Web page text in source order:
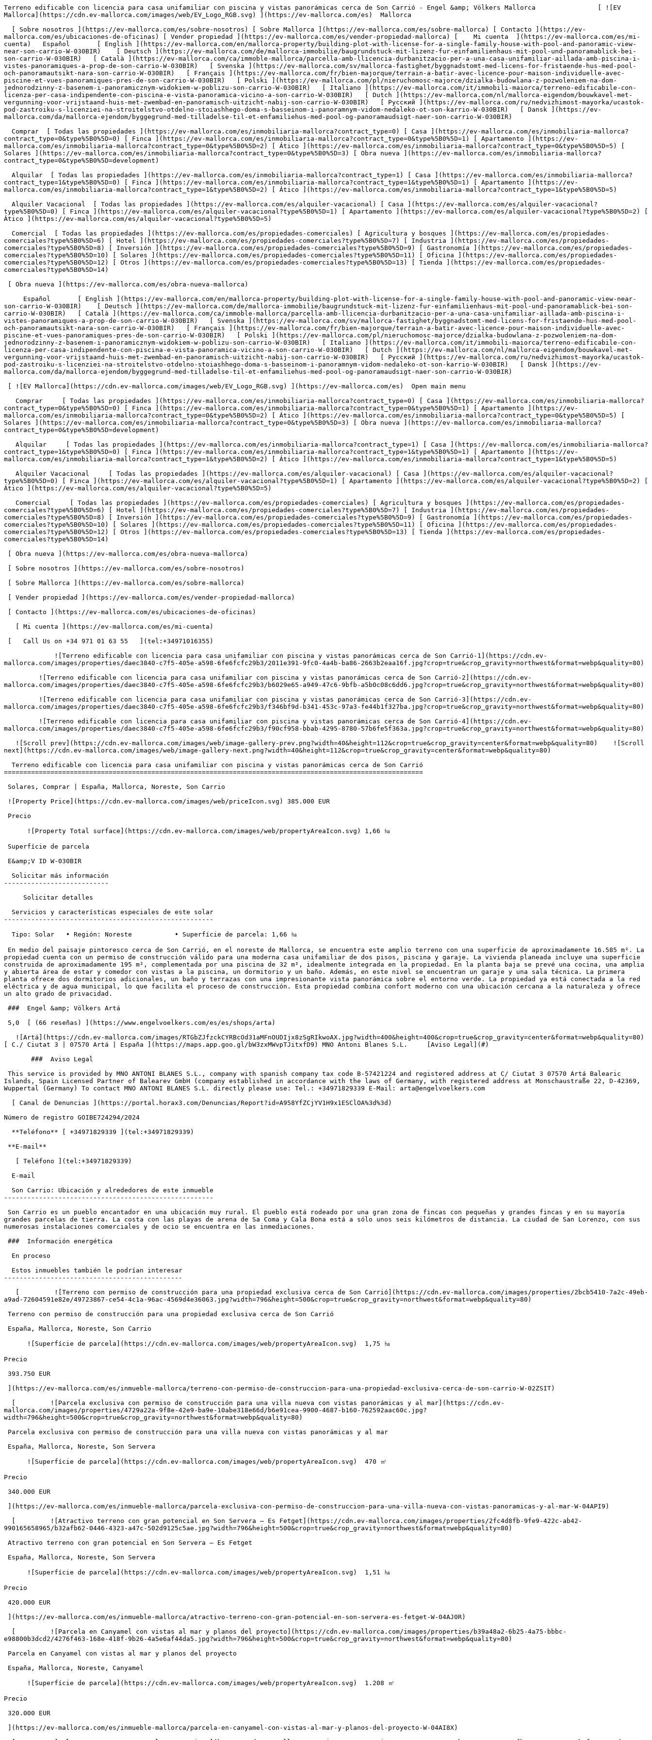
Terreno edificable con licencia para casa unifamiliar con piscina y vistas panorámicas cerca de Son Carrió - Engel &amp; Völkers Mallorca                [ ![EV Mallorca](https://cdn.ev-mallorca.com/images/web/EV_Logo_RGB.svg) ](https://ev-mallorca.com/es)  Mallorca  

  [ Sobre nosotros ](https://ev-mallorca.com/es/sobre-nosotros) [ Sobre Mallorca ](https://ev-mallorca.com/es/sobre-mallorca) [ Contacto ](https://ev-mallorca.com/es/ubicaciones-de-oficinas) [ Vender propiedad ](https://ev-mallorca.com/es/vender-propiedad-mallorca) [    Mi cuenta  ](https://ev-mallorca.com/es/mi-cuenta)   Español       [ English ](https://ev-mallorca.com/en/mallorca-property/building-plot-with-license-for-a-single-family-house-with-pool-and-panoramic-view-near-son-carrio-W-030BIR)    [ Deutsch ](https://ev-mallorca.com/de/mallorca-immobilie/baugrundstuck-mit-lizenz-fur-einfamilienhaus-mit-pool-und-panoramablick-bei-son-carrio-W-030BIR)   [ Català ](https://ev-mallorca.com/ca/immoble-mallorca/parcella-amb-llicencia-durbanitzacio-per-a-una-casa-unifamiliar-aillada-amb-piscina-i-vistes-panoramiques-a-prop-de-son-carrio-W-030BIR)   [ Svenska ](https://ev-mallorca.com/sv/mallorca-fastighet/byggnadstomt-med-licens-for-fristaende-hus-med-pool-och-panoramautsikt-nara-son-carrio-W-030BIR)   [ Français ](https://ev-mallorca.com/fr/bien-majorque/terrain-a-batir-avec-licence-pour-maison-individuelle-avec-piscine-et-vues-panoramiques-pres-de-son-carrio-W-030BIR)   [ Polski ](https://ev-mallorca.com/pl/nieruchomosc-majorce/dzialka-budowlana-z-pozwoleniem-na-dom-jednorodzinny-z-basenem-i-panoramicznym-widokiem-w-poblizu-son-carrio-W-030BIR)   [ Italiano ](https://ev-mallorca.com/it/immobili-maiorca/terreno-edificabile-con-licenza-per-casa-indipendente-con-piscina-e-vista-panoramica-vicino-a-son-carrio-W-030BIR)   [ Dutch ](https://ev-mallorca.com/nl/mallorca-eigendom/bouwkavel-met-vergunning-voor-vrijstaand-huis-met-zwembad-en-panoramisch-uitzicht-nabij-son-carrio-W-030BIR)   [ Русский ](https://ev-mallorca.com/ru/nedvizhimost-mayorka/ucastok-pod-zastroiku-s-licenziei-na-stroitelstvo-otdelno-stoiashhego-doma-s-basseinom-i-panoramnym-vidom-nedaleko-ot-son-karrio-W-030BIR)   [ Dansk ](https://ev-mallorca.com/da/mallorca-ejendom/byggegrund-med-tilladelse-til-et-enfamiliehus-med-pool-og-panoramaudsigt-naer-son-carrio-W-030BIR)   

  Comprar  [ Todas las propiedades ](https://ev-mallorca.com/es/inmobiliaria-mallorca?contract_type=0) [ Casa ](https://ev-mallorca.com/es/inmobiliaria-mallorca?contract_type=0&type%5B0%5D=0) [ Finca ](https://ev-mallorca.com/es/inmobiliaria-mallorca?contract_type=0&type%5B0%5D=1) [ Apartamento ](https://ev-mallorca.com/es/inmobiliaria-mallorca?contract_type=0&type%5B0%5D=2) [ Ático ](https://ev-mallorca.com/es/inmobiliaria-mallorca?contract_type=0&type%5B0%5D=5) [ Solares ](https://ev-mallorca.com/es/inmobiliaria-mallorca?contract_type=0&type%5B0%5D=3) [ Obra nueva ](https://ev-mallorca.com/es/inmobiliaria-mallorca?contract_type=0&type%5B0%5D=development) 

  Alquilar  [ Todas las propiedades ](https://ev-mallorca.com/es/inmobiliaria-mallorca?contract_type=1) [ Casa ](https://ev-mallorca.com/es/inmobiliaria-mallorca?contract_type=1&type%5B0%5D=0) [ Finca ](https://ev-mallorca.com/es/inmobiliaria-mallorca?contract_type=1&type%5B0%5D=1) [ Apartamento ](https://ev-mallorca.com/es/inmobiliaria-mallorca?contract_type=1&type%5B0%5D=2) [ Ático ](https://ev-mallorca.com/es/inmobiliaria-mallorca?contract_type=1&type%5B0%5D=5) 

  Alquiler Vacacional  [ Todas las propiedades ](https://ev-mallorca.com/es/alquiler-vacacional) [ Casa ](https://ev-mallorca.com/es/alquiler-vacacional?type%5B0%5D=0) [ Finca ](https://ev-mallorca.com/es/alquiler-vacacional?type%5B0%5D=1) [ Apartamento ](https://ev-mallorca.com/es/alquiler-vacacional?type%5B0%5D=2) [ Ático ](https://ev-mallorca.com/es/alquiler-vacacional?type%5B0%5D=5) 

  Comercial  [ Todas las propiedades ](https://ev-mallorca.com/es/propiedades-comerciales) [ Agricultura y bosques ](https://ev-mallorca.com/es/propiedades-comerciales?type%5B0%5D=6) [ Hotel ](https://ev-mallorca.com/es/propiedades-comerciales?type%5B0%5D=7) [ Industria ](https://ev-mallorca.com/es/propiedades-comerciales?type%5B0%5D=8) [ Inversión ](https://ev-mallorca.com/es/propiedades-comerciales?type%5B0%5D=9) [ Gastronomía ](https://ev-mallorca.com/es/propiedades-comerciales?type%5B0%5D=10) [ Solares ](https://ev-mallorca.com/es/propiedades-comerciales?type%5B0%5D=11) [ Oficina ](https://ev-mallorca.com/es/propiedades-comerciales?type%5B0%5D=12) [ Otros ](https://ev-mallorca.com/es/propiedades-comerciales?type%5B0%5D=13) [ Tienda ](https://ev-mallorca.com/es/propiedades-comerciales?type%5B0%5D=14) 

 [ Obra nueva ](https://ev-mallorca.com/es/obra-nueva-mallorca) 

     Español       [ English ](https://ev-mallorca.com/en/mallorca-property/building-plot-with-license-for-a-single-family-house-with-pool-and-panoramic-view-near-son-carrio-W-030BIR)    [ Deutsch ](https://ev-mallorca.com/de/mallorca-immobilie/baugrundstuck-mit-lizenz-fur-einfamilienhaus-mit-pool-und-panoramablick-bei-son-carrio-W-030BIR)   [ Català ](https://ev-mallorca.com/ca/immoble-mallorca/parcella-amb-llicencia-durbanitzacio-per-a-una-casa-unifamiliar-aillada-amb-piscina-i-vistes-panoramiques-a-prop-de-son-carrio-W-030BIR)   [ Svenska ](https://ev-mallorca.com/sv/mallorca-fastighet/byggnadstomt-med-licens-for-fristaende-hus-med-pool-och-panoramautsikt-nara-son-carrio-W-030BIR)   [ Français ](https://ev-mallorca.com/fr/bien-majorque/terrain-a-batir-avec-licence-pour-maison-individuelle-avec-piscine-et-vues-panoramiques-pres-de-son-carrio-W-030BIR)   [ Polski ](https://ev-mallorca.com/pl/nieruchomosc-majorce/dzialka-budowlana-z-pozwoleniem-na-dom-jednorodzinny-z-basenem-i-panoramicznym-widokiem-w-poblizu-son-carrio-W-030BIR)   [ Italiano ](https://ev-mallorca.com/it/immobili-maiorca/terreno-edificabile-con-licenza-per-casa-indipendente-con-piscina-e-vista-panoramica-vicino-a-son-carrio-W-030BIR)   [ Dutch ](https://ev-mallorca.com/nl/mallorca-eigendom/bouwkavel-met-vergunning-voor-vrijstaand-huis-met-zwembad-en-panoramisch-uitzicht-nabij-son-carrio-W-030BIR)   [ Русский ](https://ev-mallorca.com/ru/nedvizhimost-mayorka/ucastok-pod-zastroiku-s-licenziei-na-stroitelstvo-otdelno-stoiashhego-doma-s-basseinom-i-panoramnym-vidom-nedaleko-ot-son-karrio-W-030BIR)   [ Dansk ](https://ev-mallorca.com/da/mallorca-ejendom/byggegrund-med-tilladelse-til-et-enfamiliehus-med-pool-og-panoramaudsigt-naer-son-carrio-W-030BIR)   

 [ ![EV Mallorca](https://cdn.ev-mallorca.com/images/web/EV_Logo_RGB.svg) ](https://ev-mallorca.com/es)  Open main menu    

   Comprar     [ Todas las propiedades ](https://ev-mallorca.com/es/inmobiliaria-mallorca?contract_type=0) [ Casa ](https://ev-mallorca.com/es/inmobiliaria-mallorca?contract_type=0&type%5B0%5D=0) [ Finca ](https://ev-mallorca.com/es/inmobiliaria-mallorca?contract_type=0&type%5B0%5D=1) [ Apartamento ](https://ev-mallorca.com/es/inmobiliaria-mallorca?contract_type=0&type%5B0%5D=2) [ Ático ](https://ev-mallorca.com/es/inmobiliaria-mallorca?contract_type=0&type%5B0%5D=5) [ Solares ](https://ev-mallorca.com/es/inmobiliaria-mallorca?contract_type=0&type%5B0%5D=3) [ Obra nueva ](https://ev-mallorca.com/es/inmobiliaria-mallorca?contract_type=0&type%5B0%5D=development) 

   Alquilar     [ Todas las propiedades ](https://ev-mallorca.com/es/inmobiliaria-mallorca?contract_type=1) [ Casa ](https://ev-mallorca.com/es/inmobiliaria-mallorca?contract_type=1&type%5B0%5D=0) [ Finca ](https://ev-mallorca.com/es/inmobiliaria-mallorca?contract_type=1&type%5B0%5D=1) [ Apartamento ](https://ev-mallorca.com/es/inmobiliaria-mallorca?contract_type=1&type%5B0%5D=2) [ Ático ](https://ev-mallorca.com/es/inmobiliaria-mallorca?contract_type=1&type%5B0%5D=5) 

   Alquiler Vacacional     [ Todas las propiedades ](https://ev-mallorca.com/es/alquiler-vacacional) [ Casa ](https://ev-mallorca.com/es/alquiler-vacacional?type%5B0%5D=0) [ Finca ](https://ev-mallorca.com/es/alquiler-vacacional?type%5B0%5D=1) [ Apartamento ](https://ev-mallorca.com/es/alquiler-vacacional?type%5B0%5D=2) [ Ático ](https://ev-mallorca.com/es/alquiler-vacacional?type%5B0%5D=5) 

   Comercial     [ Todas las propiedades ](https://ev-mallorca.com/es/propiedades-comerciales) [ Agricultura y bosques ](https://ev-mallorca.com/es/propiedades-comerciales?type%5B0%5D=6) [ Hotel ](https://ev-mallorca.com/es/propiedades-comerciales?type%5B0%5D=7) [ Industria ](https://ev-mallorca.com/es/propiedades-comerciales?type%5B0%5D=8) [ Inversión ](https://ev-mallorca.com/es/propiedades-comerciales?type%5B0%5D=9) [ Gastronomía ](https://ev-mallorca.com/es/propiedades-comerciales?type%5B0%5D=10) [ Solares ](https://ev-mallorca.com/es/propiedades-comerciales?type%5B0%5D=11) [ Oficina ](https://ev-mallorca.com/es/propiedades-comerciales?type%5B0%5D=12) [ Otros ](https://ev-mallorca.com/es/propiedades-comerciales?type%5B0%5D=13) [ Tienda ](https://ev-mallorca.com/es/propiedades-comerciales?type%5B0%5D=14) 

 [ Obra nueva ](https://ev-mallorca.com/es/obra-nueva-mallorca) 

 [ Sobre nosotros ](https://ev-mallorca.com/es/sobre-nosotros) 

 [ Sobre Mallorca ](https://ev-mallorca.com/es/sobre-mallorca) 

 [ Vender propiedad ](https://ev-mallorca.com/es/vender-propiedad-mallorca) 

 [ Contacto ](https://ev-mallorca.com/es/ubicaciones-de-oficinas) 

   [ Mi cuenta ](https://ev-mallorca.com/es/mi-cuenta) 

 [   Call Us on +34 971 01 63 55   ](tel:+34971016355) 

             ![Terreno edificable con licencia para casa unifamiliar con piscina y vistas panorámicas cerca de Son Carrió-1](https://cdn.ev-mallorca.com/images/properties/daec3840-c7f5-405e-a598-6fe6fcfc29b3/2011e391-9fc0-4a4b-ba86-2663b2eaa16f.jpg?crop=true&crop_gravity=northwest&format=webp&quality=80)  

         ![Terreno edificable con licencia para casa unifamiliar con piscina y vistas panorámicas cerca de Son Carrió-2](https://cdn.ev-mallorca.com/images/properties/daec3840-c7f5-405e-a598-6fe6fcfc29b3/b6029e65-a949-47c6-9bfb-a5b0c08c6dd6.jpg?crop=true